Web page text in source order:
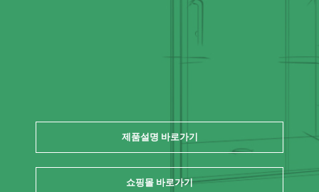
제품설명 바로가기
쇼핑몰 바로가기